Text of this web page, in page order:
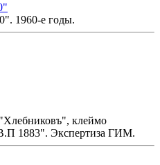
1960-е годы.
клеймо
1883". Экспертиза ГИМ.